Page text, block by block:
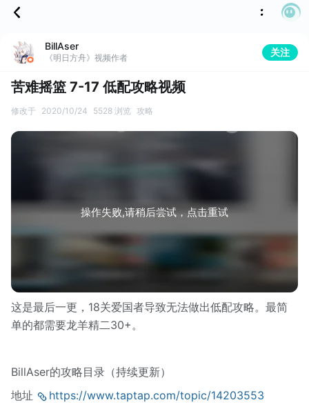
BillAser
《明日方舟》视频作者 关注
苦难摇篮 7-17 低配攻略视频
修改于 2020/10/24 5528 浏览 攻略
操作失败,请稍后尝试，点击重试
这是最后一更，18关爱国者导致无法做出低配攻略。最简
单的都需要龙羊精二30+。
BillAser的攻略目录（持续更新）
地址
https://www.taptap.com/topic/14203553